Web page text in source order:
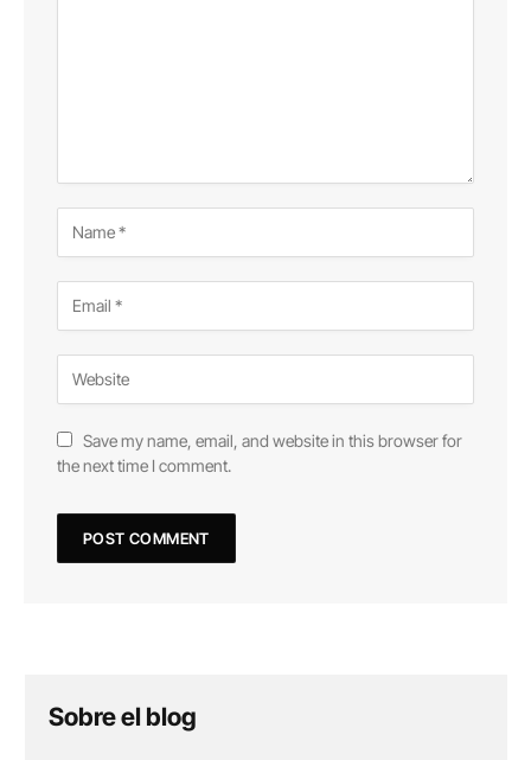
Save my name, email, and website in this browser for
the next time I comment.
Sobre el blog